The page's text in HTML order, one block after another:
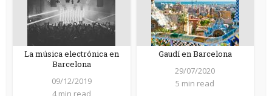
La música electrónica en
Barcelona
09/12/2019
4 min read
Gaudí en Barcelona
29/07/2020
5 min read